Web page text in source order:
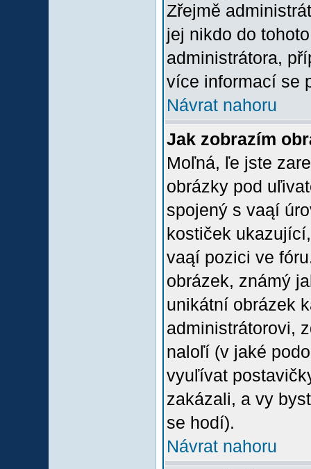
Zřejmě
jej nikdo do
administrátora,
více informací se
Návrat nahoru
Jak zobrazím
Moľná, ľe jste
obrázky pod
spojený s vaąí
kostiček
vaąí pozici ve
obrázek, známý
unikátní obrázek
administrátorovi,
naloľí (v jaké
vyuľívat
zakázali, a vy
se hodí).
Návrat nahoru